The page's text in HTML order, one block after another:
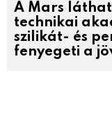
A Mars
technikai
szilikát- és
fenyegeti a